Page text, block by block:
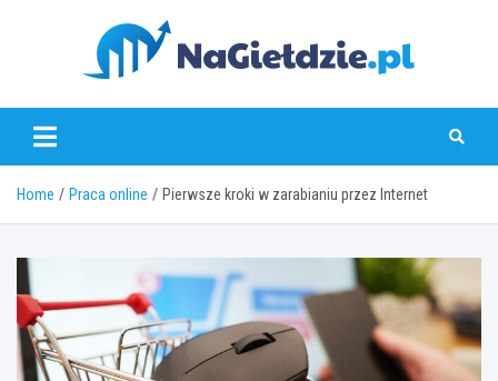
nagieldzie.pl
Home Praca online Pierwsze kroki w zarabianiu przez Internet